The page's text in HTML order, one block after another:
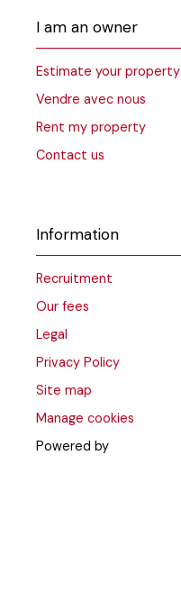
I am an owner
Estimate your property
Vendre avec nous
Rent my property
Contact us
Information
Recruitment
Our fees
Legal
Privacy Policy
Site map
Manage cookies
Powered by